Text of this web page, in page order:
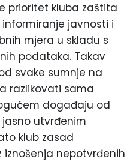
prioritet kluba zaštita
javnosti i
mjera u skladu s
podataka. Takav
svake sumnje na
razlikovati sama
događaju od
utvrđenim
klub zasad
iznošenja nepotvrđenih